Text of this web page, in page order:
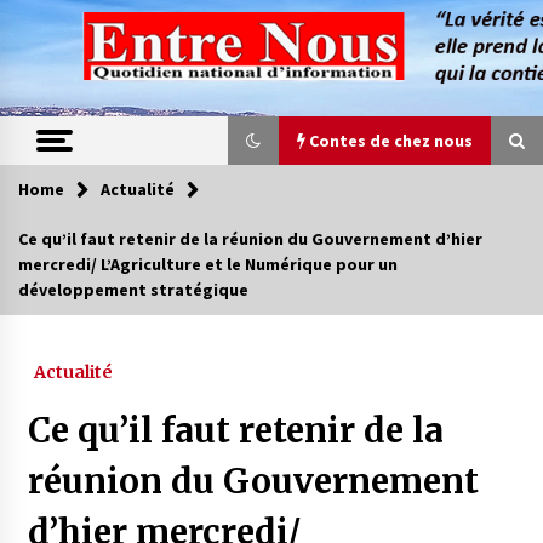
content
Contes de chez nous
Contes de chez nous
Quand la mère n’est plus là (17e partie)
4 ans ago
4 ans ago
Oum el Gaïla / L’ogresse du M’zab
4 ans ago
Home Actualité
Ce qu’il faut retenir de la réunion du Gouvernement d’hier
mercredi/ L’Agriculture et le Numérique pour un
développement stratégique
Actualité
Ce qu’il faut retenir de la
réunion du Gouvernement
d’hier mercredi/